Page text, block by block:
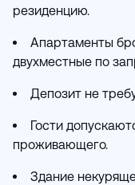
резиденцию.
Апартаменты
двухместные по
Депозит не
Гости
проживающего.
Здание